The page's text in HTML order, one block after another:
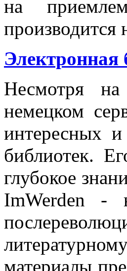
на
производится
Электронная
Несмотря
немецком
интересных
библиотек.
глубокое
ImWerden -
материалы